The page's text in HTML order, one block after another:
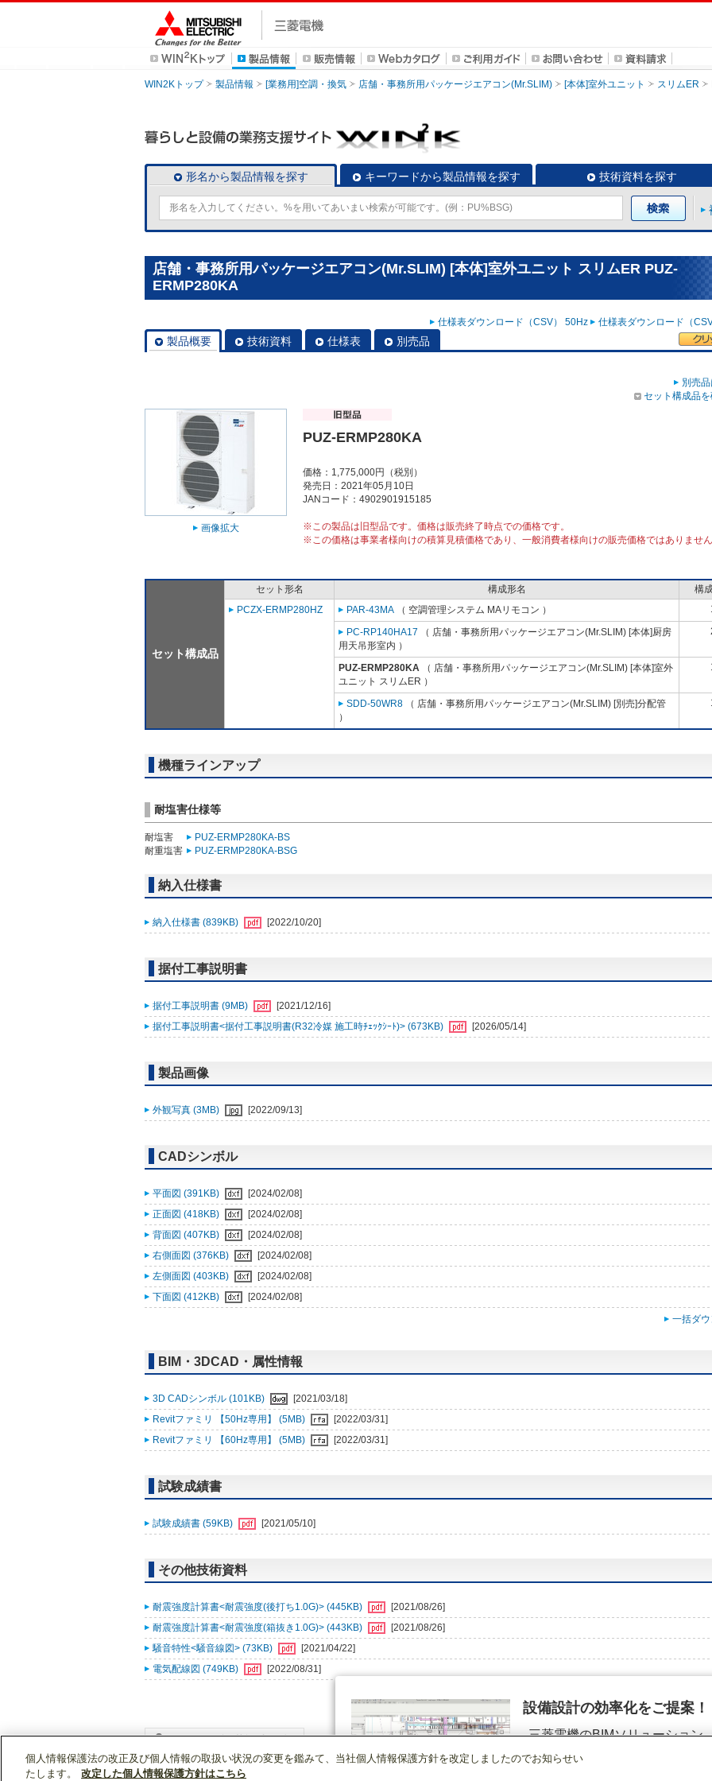
WIN2Kトップ 製品情報 [業務用]空調・換気 店舗・事務所用パッケージエアコン(Mr.SLIM) [本体]室外ユニット スリムER
形名から製品情報を探す キーワードから製品情報を探す 技術資料を探す
店舗・事務所用パッケージエアコン(Mr.SLIM) [本体]室外ユニット スリムER PUZ-
ERMP280KA
仕様表ダウンロード（CSV） 50Hz 仕様表ダウンロード（
製品概要 技術資料 仕様表 別売品
別売
セット構成品
画像拡大
PUZ-ERMP280KA
価格：1,775,000円（税別）
発売日：2021年05月10日
JANコード：4902901915185
※この製品は旧型品です。価格は販売終了時点での価格です。
※この価格は事業者様向けの積算見積価格であり、一般消費者様向けの販売価格ではありませ
セット構成品
セット形名 構成形名
構
PCZX-ERMP280HZ
PAR-43MA （ 空調管理システム MAリモコン ）
PC-RP140HA17 （ 店舗・事務所用パッケージエアコン(Mr.SLIM) [本体]厨房
用天吊形室内 ）
PUZ-ERMP280KA （ 店舗・事務所用パッケージエアコン(Mr.SLIM) [本体]室外
ユニット スリムER ）
SDD-50WR8 （ 店舗・事務所用パッケージエアコン(Mr.SLIM) [別売]分配管
）
機種ラインアップ
耐塩害仕様等
耐塩害
PUZ-ERMP280KA-BS
耐重塩害
PUZ-ERMP280KA-BSG
納入仕様書
納入仕様書 (839KB) [2022/10/20]
据付工事説明書
据付工事説明書 (9MB)
[2021/12/16]
据付工事説明書<据付工事説明書(R32冷媒 施工時ﾁｪｯｸｼｰﾄ)> (673KB)
[2026/05/14]
製品画像
外観写真 (3MB) [2022/09/13]
CADシンボル
平面図 (391KB)
[2024/02/08]
正面図 (418KB)
[2024/02/08]
背面図 (407KB)
[2024/02/08]
右側面図 (376KB)
[2024/02/08]
左側面図 (403KB)
[2024/02/08]
下面図 (412KB)
[2024/02/08]
一括ダ
BIM・3DCAD・属性情報
3D CADシンボル (101KB)
[2021/03/18]
Revitファミリ 【50Hz専用】 (5MB)
[2022/03/31]
Revitファミリ 【60Hz専用】 (5MB)
[2022/03/31]
試験成績書
試験成績書 (59KB) [2021/05/10]
その他技術資料
耐震強度計算書<耐震強度(後打ち1.0G)> (445KB)
[2021/08/26]
耐震強度計算書<耐震強度(箱抜き1.0G)> (443KB)
[2021/08/26]
騒音特性<騒音線図> (73KB)
[2021/04/22]
電気配線図 (749KB)
[2022/08/31]
WIN2Kトップ 製品情報
設備設計の効率化をご提案！
三菱電機のBIMソリューション
（空調.換気.照明）
個人情報保護法の改正及び個人情報の取扱い状況の変更を鑑みて、当社個人情報保護方針を改定しましたのでお知らせい
たします。
改定した個人情報保護方針はこちら